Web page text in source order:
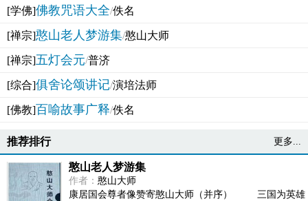
[学佛]佛教咒语大全/佚名
[禅宗]憨山老人梦游集/憨山大师
[禅宗]五灯会元/普济
[综合]俱舍论颂讲记/演培法师
[佛教]百喻故事广释/佚名
推荐排行 更多...
憨山老人梦游集
作者： 憨山大师
康居国会尊者像赞寄憨山大师（并序） 三国为英雄